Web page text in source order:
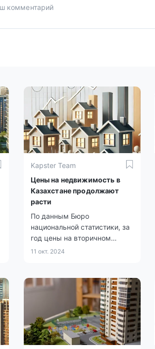
Kapster Team
Цены на недвижимость в
Казахстане продолжают
расти
По данным Бюро
национальной статистики, за
год цены на вторичном
рынке жилья выросли на 5%,
увеличились на 8,4%.
11 окт. 2024